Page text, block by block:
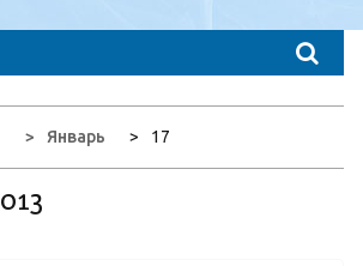
Январь 17